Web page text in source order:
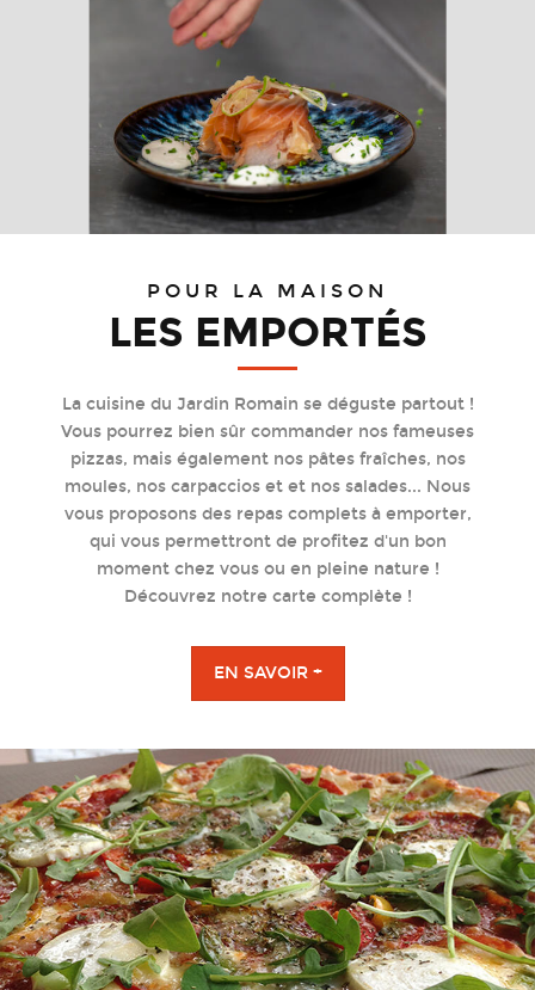
POUR LA MAISON
LES EMPORTÉS
La cuisine du Jardin Romain se déguste partout !
Vous pourrez bien sûr commander nos fameuses
pizzas, mais également nos pâtes fraîches, nos
moules, nos carpaccios et et nos salades... Nous
vous proposons des repas complets à emporter,
qui vous permettront de profitez d'un bon
moment chez vous ou en pleine nature !
Découvrez notre carte complète !
EN SAVOIR +